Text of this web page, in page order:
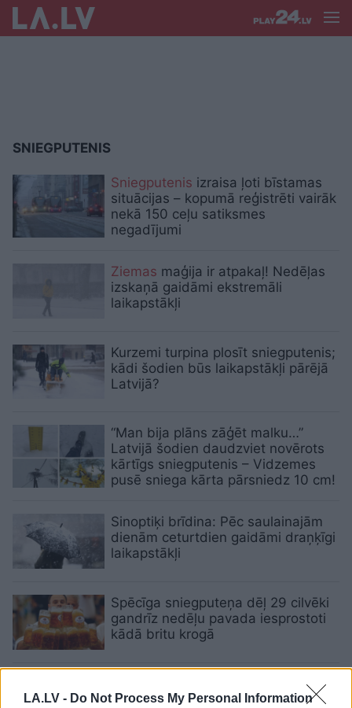
LA.LV - Do Not Process My Personal Information
SNIEGPUTENIS
Sniegputenis izraisa ļoti bīstamas
situācijas – kopumā reģistrēti vairāk
nekā 150 ceļu satiksmes
negadījumi
Ziemas maģija ir atpakaļ! Nedēļas
izskaņā gaidāmi ekstremāli
laikapstākļi
Kurzemi turpina plosīt sniegputenis;
kādi šodien būs laikapstākļi pārējā
Latvijā?
“Man bija plāns zāģēt malku…”
Latvijā šodien daudzviet novērots
kārtīgs sniegputenis – Vidzemes
pusē sniega kārta pārsniedz 10 cm!
Sinoptiķi brīdina: Pēc saulainajām
dienām ceturtdien gaidāmi draņķīgi
laikapstākļi
Spēcīga sniegputeņa dēļ 29 cilvēki
gandrīz nedēļu pavada iesprostoti
kādā britu krogā
rītā gaiss kļuvis vēss un
tīrs; brīdina par spēcīgiem